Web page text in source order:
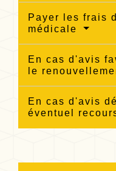
Payer les frais
médicale
En cas d'avis
le
En cas d'avis
éventuel